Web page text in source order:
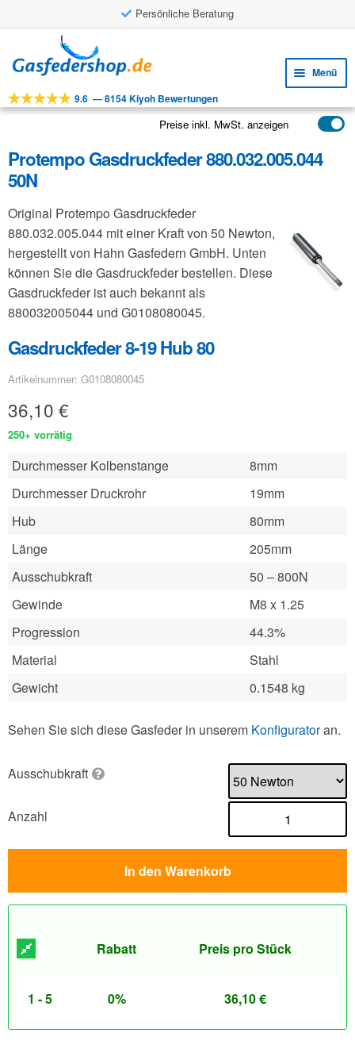
Persönliche Beratung
Navigation
springen
Inhalt
springen
Menü
Werkzeuge
Anwendungen
FAQ
9.6 —8154 Kiyoh Bewertungen
Preise inkl. MwSt. anzeigen
Protempo Gasdruckfeder 880.032.005.044
50N
Original Protempo Gasdruckfeder
880.032.005.044 mit einer Kraft von 50 Newton,
hergestellt von Hahn Gasfedern GmbH. Unten
können Sie die Gasdruckfeder bestellen. Diese
Gasdruckfeder ist auch bekannt als
880032005044 und G0108080045.
Gasdruckfeder 8-19 Hub 80
Artikelnummer: G0108080045
36,10 €
250+ vorrätig
Durchmesser Kolbenstange
8mm
Durchmesser Druckrohr
19mm
Hub
80mm
Länge
205mm
Ausschubkraft
50 – 800N
Gewinde
M8 x 1.25
Progression
44.3%
Material
Stahl
Gewicht
0.1548 kg
Sehen Sie sich diese Gasfeder in unserem Konfiguratoran.
Ausschubkraft
Anzahl
In den Warenkorb
Rabatt Preis pro Stück
1 - 5 0% 36,10€